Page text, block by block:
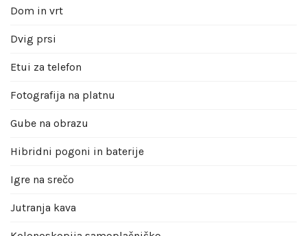
Dom in vrt
Dvig prsi
Etui za telefon
Fotografija na platnu
Gube na obrazu
Hibridni pogoni in baterije
Igre na srečo
Jutranja kava